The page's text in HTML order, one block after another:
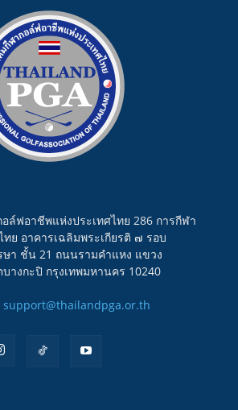
ล์ฟอาชีพแห่งประเทศไทย 286 การกีฬา
ทย อาคารเฉลิมพระเกียรติ ๗ รอบ
า ชั้น 21 ถนนรามคำแหง แขวง
างกะปิ กรุงเทพมหานคร 10240
support@thailandpga.or.th